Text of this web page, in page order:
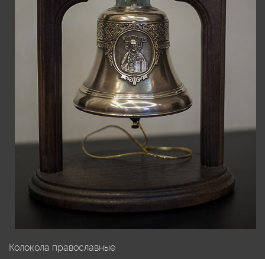
Колокола православные